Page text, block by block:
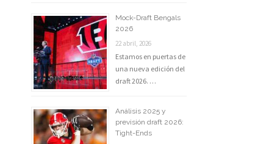
Mock-Draft Bengals
2026
22 abril, 2026
Estamos en puertas de
una nueva edición del
draft 2026. …
Análisis 2025 y
previsión draft 2026:
Tight-Ends